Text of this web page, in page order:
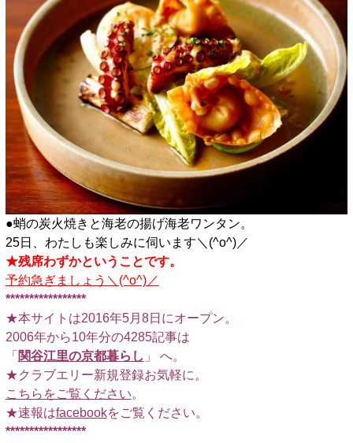
●蛸の炭火焼きと海老の揚げ海老ワンタン。
25日、わたしも楽しみに伺います＼(^o^)／
★残席わずかということです。
予約急ぎましょう＼(^o^)／
*****************
★本サイトは2016年5月8日にオープン。
2006年から10年分の4285記事は
「 関谷江里の京都暮らし 」 へ。
★クラブエリー新規登録お気軽に。
こちらをご覧ください。
★速報はfacebookをご覧ください。
*****************